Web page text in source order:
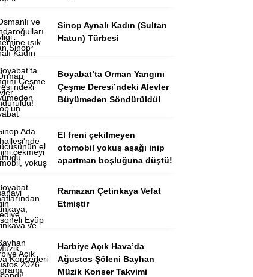
Sinop Aynalı Kadın (Sultan
Hatun) Türbesi
Boyabat’ta Orman Yangını
Çeşme Deresi’ndeki Alevler
Büyümeden Söndürüldü!
El freni çekilmeyen
otomobil yokuş aşağı inip
apartman boşluğuna düştü!
Ramazan Çetinkaya Vefat
Etmiştir
Harbiye Açık Hava’da
Ağustos Şöleni Bayhan
Müzik Konser Takvimi